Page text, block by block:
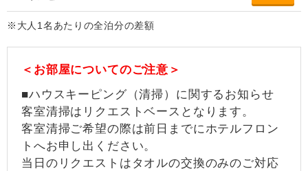
※大人1名あたりの全泊分の差額
＜お部屋についてのご注意＞
■ハウスキーピング（清掃）に関するお知らせ
客室清掃はリクエストベースとなります。
客室清掃ご希望の際は前日までにホテルフロン
トへお申し出ください。
当日のリクエストはタオルの交換のみのご対応